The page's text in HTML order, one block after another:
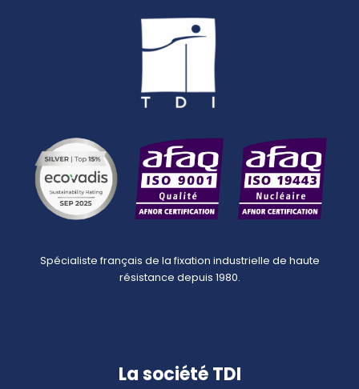
Spécialiste français de la fixation industrielle de haute
résistance depuis 1980.
La société TDI